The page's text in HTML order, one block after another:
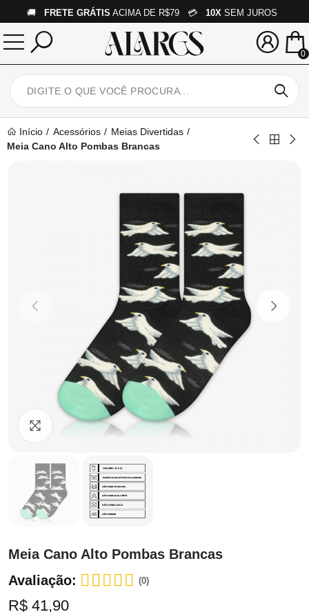
🚚 FRETE GRÁTIS ACIMA DE R$79 💳 10X SEM JUROS
0
Início Acessórios
Meias Divertidas
Meia Cano Alto Pombas Brancas
Clique para ampliar
Meia Cano Alto Pombas Brancas
Avaliação:
(0)
R$ 41,90